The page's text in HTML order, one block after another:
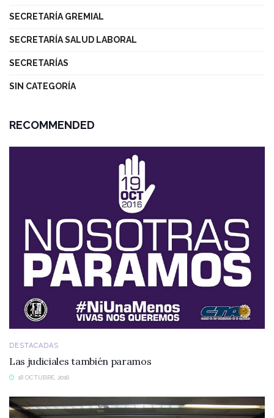
SECRETARÍA GREMIAL
SECRETARÍA SALUD LABORAL
SECRETARÍAS
SIN CATEGORÍA
RECOMMENDED
DESTACADAS
Las judiciales también paramos
18 OCTUBRE, 2016